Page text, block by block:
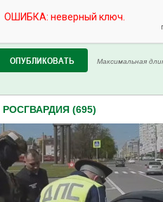
Максимальная
РОСГВАРДИЯ (695)